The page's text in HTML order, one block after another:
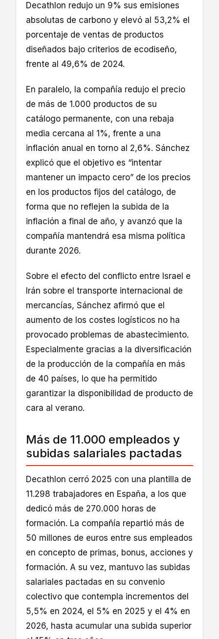
Decathlon redujo un 9% sus emisiones
absolutas de carbono y elevó al 53,2% el
porcentaje de ventas de productos
diseñados bajo criterios de ecodiseño,
frente al 49,6% de 2024.
En paralelo, la compañía redujo el precio
de más de 1.000 productos de su
catálogo permanente, con una rebaja
media cercana al 1%, frente a una
inflación anual en torno al 2,6%. Sánchez
explicó que el objetivo es “intentar
mantener un impacto cero” de los precios
en los productos fijos del catálogo, de
forma que no reflejen la subida de la
inflación a final de año, y avanzó que la
compañía mantendrá esa misma política
durante 2026.
Sobre el efecto del conflicto entre Israel e
Irán sobre el transporte internacional de
mercancías, Sánchez afirmó que el
aumento de los costes logísticos no ha
provocado problemas de abastecimiento.
Especialmente gracias a la diversificación
de la producción de la compañía en más
de 40 países, lo que ha permitido
garantizar la disponibilidad de producto de
cara al verano.
Más de 11.000 empleados y
subidas salariales pactadas
Decathlon cerró 2025 con una plantilla de
11.298 trabajadores en España, a los que
dedicó más de 270.000 horas de
formación. La compañía repartió más de
50 millones de euros entre sus empleados
en concepto de primas, bonus, acciones y
formación. A su vez, mantuvo las subidas
salariales pactadas en su convenio
colectivo que contempla incrementos del
5,5% en 2024, el 5% en 2025 y el 4% en
2026, hasta acumular una subida superior